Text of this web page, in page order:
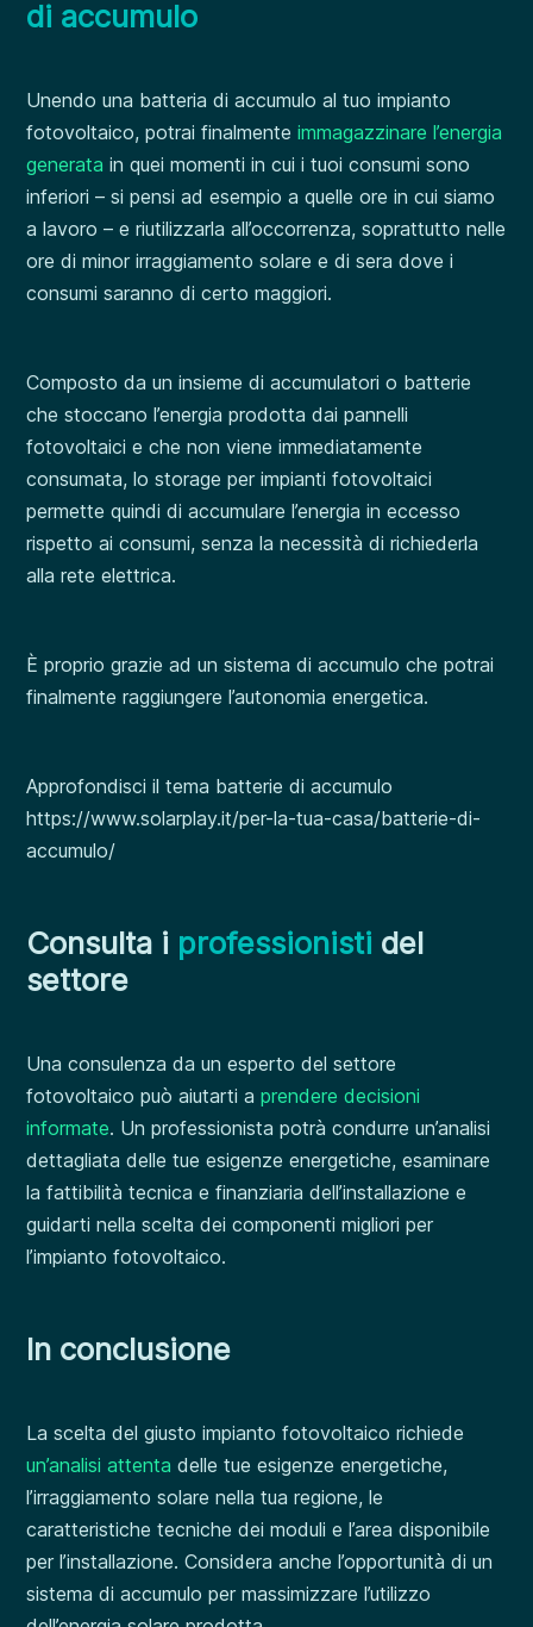
di accumulo
Unendo una batteria di accumulo al tuo impianto
fotovoltaico, potrai finalmente immagazzinare l’energia
generata in quei momenti in cui i tuoi consumi sono
inferiori – si pensi ad esempio a quelle ore in cui siamo
a lavoro – e riutilizzarla all’occorrenza, soprattutto nelle
ore di minor irraggiamento solare e di sera dove i
consumi saranno di certo maggiori.
Composto da un insieme di accumulatori o batterie
che stoccano l’energia prodotta dai pannelli
fotovoltaici e che non viene immediatamente
consumata, lo storage per impianti fotovoltaici
permette quindi di accumulare l’energia in eccesso
rispetto ai consumi, senza la necessità di richiederla
alla rete elettrica.
È proprio grazie ad un sistema di accumulo che potrai
finalmente raggiungere l’autonomia energetica.
Approfondisci il tema batterie di accumulo
https://www.solarplay.it/per-la-tua-casa/batterie-di-
accumulo/
Consulta i professionisti del
settore
Una consulenza da un esperto del settore
fotovoltaico può aiutarti aprendere decisioni
informate. Un professionista potrà condurre un’analisi
dettagliata delle tue esigenze energetiche, esaminare
la fattibilità tecnica e finanziaria dell’installazione e
guidarti nella scelta dei componenti migliori per
l’impianto fotovoltaico.
In conclusione
La scelta del giusto impianto fotovoltaico richiede
un’analisi attenta delle tue esigenze energetiche,
l’irraggiamento solare nella tua regione, le
caratteristiche tecniche dei moduli e l’area disponibile
per l’installazione. Considera anche l’opportunità di un
sistema di accumulo per massimizzare l’utilizzo